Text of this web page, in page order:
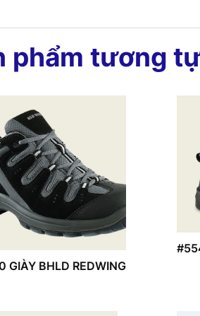
phẩm tương
GIÀY BHLD REDWING